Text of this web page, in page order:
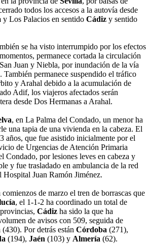
todos los accesos a la autovía desde
y Los Palacios en sentido Cádiz y sentido
se ha visto interrumpido por los efectos
permanece cortada la circulación
Juan y Niebla, por inundación de la vía
También permanece suspendido el tráfico
y Arahal debido a la acumulación de
Adif, los viajeros afectados serán
desde Dos Hermanas a Arahal.
, en La Palma del Condado, un menor ha
una tapia de una vivienda en la cabeza. El
años, que fue asistido inicialmente por el
de Urgencias de Atención Primaria
Condado, por lesiones leves en cabeza y
y fue trasladado en ambulancia de la red
Hospital Juan Ramón Jiménez.
de marzo el tren de borrascas que
, el 1-1-2 ha coordinado un total de
Cádiz ha sido la que ha
de avisos con 509, seguida de
(430). Por detrás están Córdoba (271),
(194), Jaén (103) y Almería (62).